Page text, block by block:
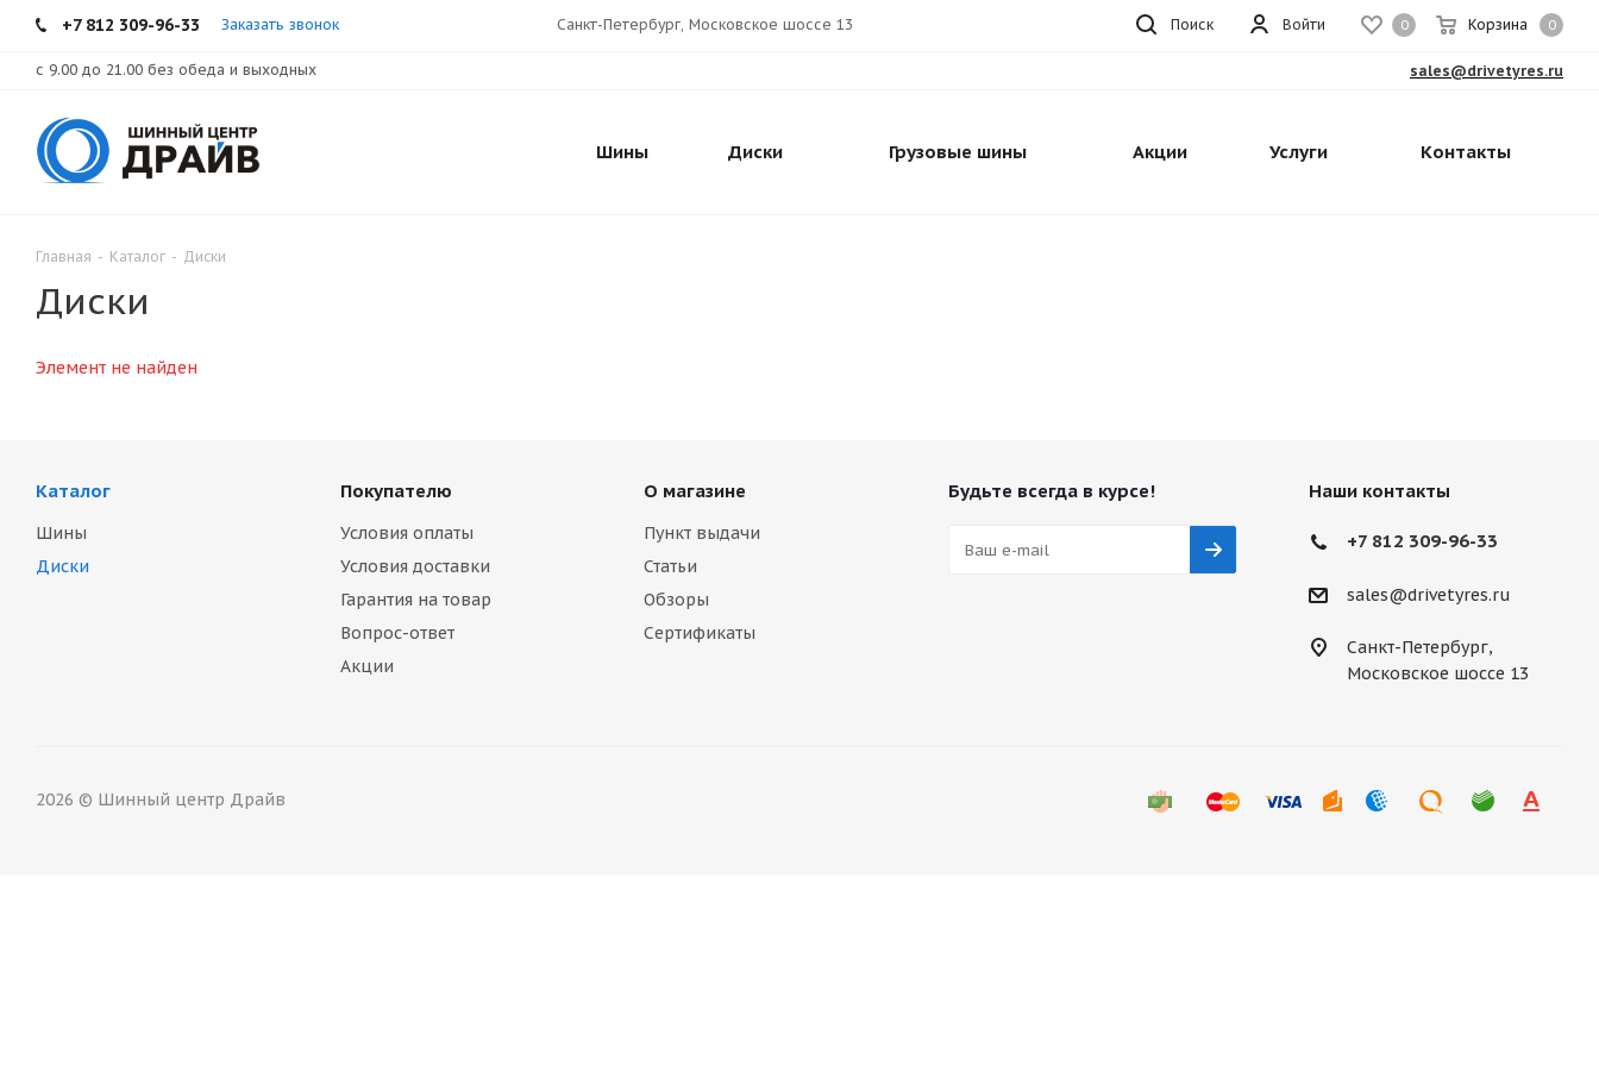
+7 812 309-96-33 Заказать звонок 0 Корзина 0
Войти
Санкт-Петербург, Московское шоссе 13 Поиск
с 9.00 до 21.00 без обеда и выходных sales@drivetyres.ru
Шины Диски Грузовые шины Акции Услуги Контакты
Главная - Каталог - Диски
Диски
Элемент не найден
Каталог
Шины
Диски
Покупателю
Условия оплаты
Условия доставки
Гарантия на товар
Вопрос-ответ
Акции
О магазине
Пункт выдачи
Статьи
Обзоры
Сертификаты
Будьте всегда в курсе! Наши контакты
+7 812 309-96-33
sales@drivetyres.ru
Санкт-Петербург,
Московское шоссе 13
2026 © Шинный центр Драйв